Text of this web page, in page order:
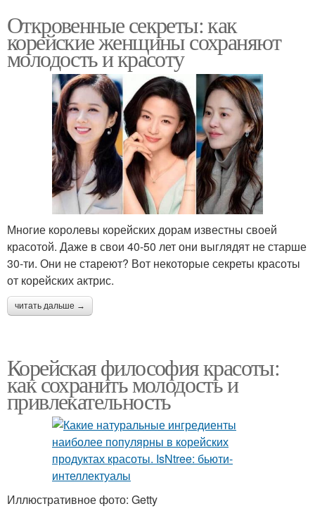
Откровенные секреты: как
корейские женщины сохраняют
молодость и красоту
Многие королевы корейских дорам известны своей
красотой. Даже в свои 40-50 лет они выглядят не старше
30-ти. Они не стареют? Вот некоторые секреты красоты
от корейских актрис.
читать дальше →
Корейская философия красоты:
как сохранить молодость и
привлекательность
Иллюстративное фото: Getty